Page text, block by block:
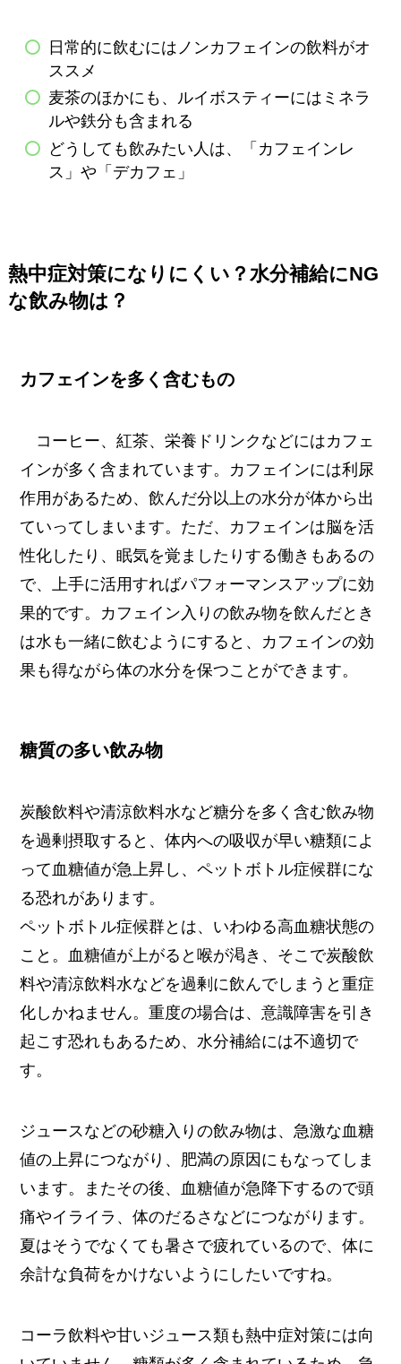
日常的に飲むにはノンカフェインの飲料がオ
ススメ
麦茶のほかにも、ルイボスティーにはミネラ
ルや鉄分も含まれる
どうしても飲みたい人は、「カフェインレ
ス」や「デカフェ」
熱中症対策になりにくい？水分補給にNG
な飲み物は？
カフェインを多く含むもの
コーヒー、紅茶、栄養ドリンクなどにはカフェ
インが多く含まれています。カフェインには利尿
作用があるため、飲んだ分以上の水分が体から出
ていってしまいます。ただ、カフェインは脳を活
性化したり、眠気を覚ましたりする働きもあるの
で、上手に活用すればパフォーマンスアップに効
果的です。カフェイン入りの飲み物を飲んだとき
は水も一緒に飲むようにすると、カフェインの効
果も得ながら体の水分を保つことができます。
糖質の多い飲み物
炭酸飲料や清涼飲料水など糖分を多く含む飲み物
を過剰摂取すると、体内への吸収が早い糖類によ
って血糖値が急上昇し、ペットボトル症候群にな
る恐れがあります。
ペットボトル症候群とは、いわゆる高血糖状態の
こと。血糖値が上がると喉が渇き、そこで炭酸飲
料や清涼飲料水などを過剰に飲んでしまうと重症
化しかねません。重度の場合は、意識障害を引き
起こす恐れもあるため、水分補給には不適切で
す。
ジュースなどの砂糖入りの飲み物は、急激な血糖
値の上昇につながり、肥満の原因にもなってしま
います。またその後、血糖値が急降下するので頭
痛やイライラ、体のだるさなどにつながります。
夏はそうでなくても暑さで疲れているので、体に
余計な負荷をかけないようにしたいですね。
コーラ飲料や甘いジュース類も熱中症対策には向